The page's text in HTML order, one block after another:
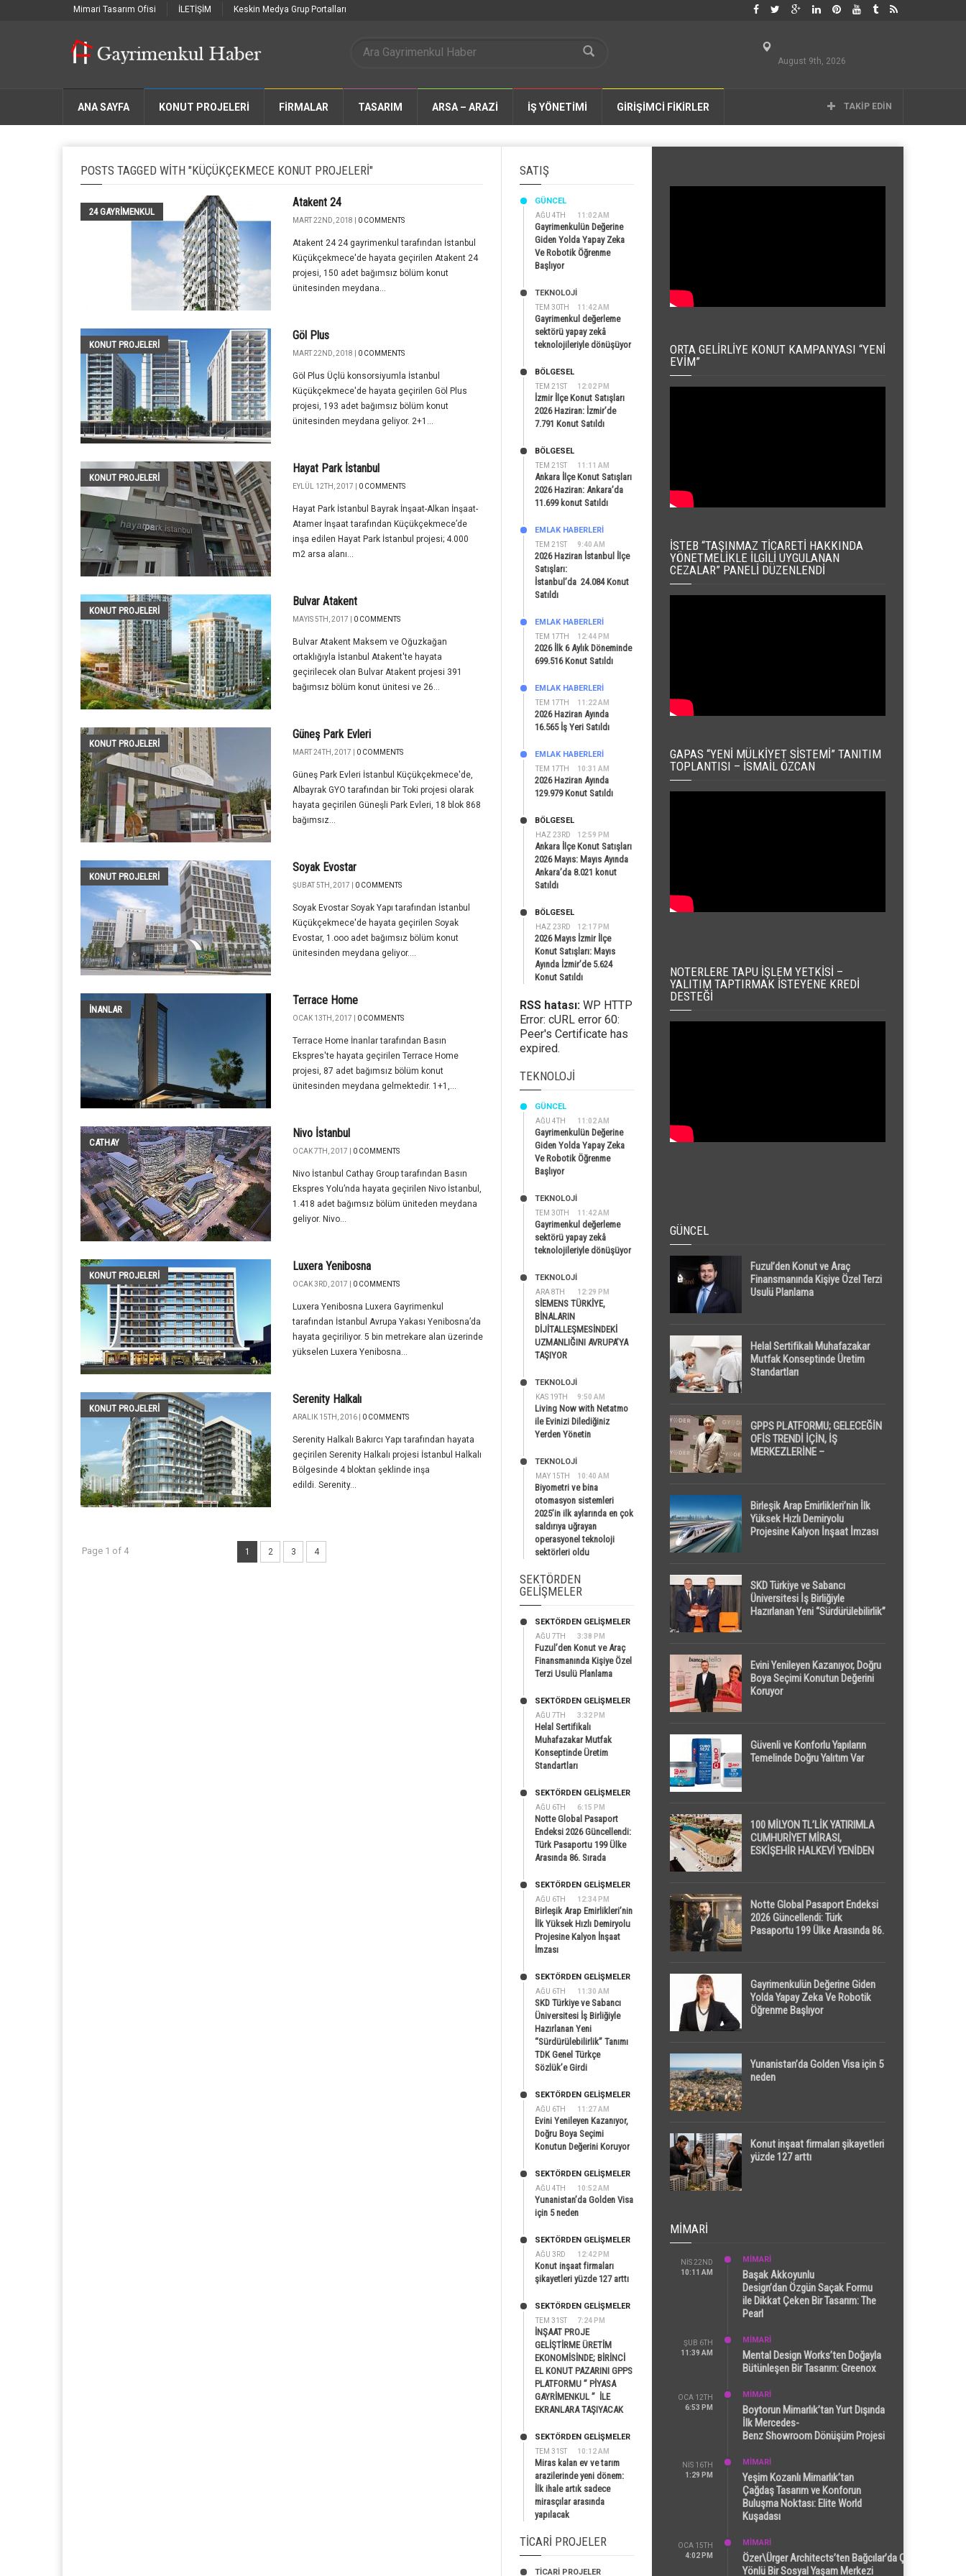
Mimari Tasarım Ofisi İLETİŞİM Keskin Medya Grup Portalları
August 9th, 2026
ANA SAYFA KONUT PROJELERİ FIRMALAR TASARIM ARSA – ARAZİ İŞ YÖNETİMİ GİRİŞİMCİ FİKİRLER TAKIP EDIN
POSTS TAGGED WITH "KÜÇÜKÇEKMECE KONUT PROJELERI"
24 GAYRIMENKUL
Atakent 24
MART 22ND, 2018 | 0 COMMENTS
Atakent 24 24 gayrimenkul tarafından İstanbul
Küçükçekmece'de hayata geçirilen Atakent 24
projesi, 150 adet bağımsız bölüm konut
ünitesinden meydana...
KONUT PROJELERI
Göl Plus
MART 22ND, 2018 | 0 COMMENTS
Göl Plus Üçlü konsorsiyumla İstanbul
Küçükçekmece'de hayata geçirilen Göl Plus
projesi, 193 adet bağımsız bölüm konut
ünitesinden meydana geliyor. 2+1...
KONUT PROJELERI
Hayat Park İstanbul
EYLÜL 12TH, 2017 | 0 COMMENTS
Hayat Park İstanbul Bayrak İnşaat-Alkan İnşaat-
Atamer İnşaat tarafından Küçükçekmece’de
inşa edilen Hayat Park İstanbul projesi; 4.000
m2 arsa alanı...
KONUT PROJELERI
Bulvar Atakent
MAYIS 5TH, 2017 | 0 COMMENTS
Bulvar Atakent Maksem ve Oğuzkağan
ortaklığıyla İstanbul Atakent'te hayata
geçirilecek olan Bulvar Atakent projesi 391
bağımsız bölüm konut ünitesi ve 26...
KONUT PROJELERI
Güneş Park Evleri
MART 24TH, 2017 | 0 COMMENTS
Güneş Park Evleri İstanbul Küçükçekmece'de,
Albayrak GYO tarafından bir Toki projesi olarak
hayata geçirilen Güneşli Park Evleri, 18 blok 868
bağımsız...
KONUT PROJELERI
Soyak Evostar
ŞUBAT 5TH, 2017 | 0 COMMENTS
Soyak Evostar Soyak Yapı tarafından İstanbul
Küçükçekmece'de hayata geçirilen Soyak
Evostar, 1.ooo adet bağımsız bölüm konut
ünitesinden meydana geliyor....
İNANLAR
Terrace Home
OCAK 13TH, 2017 | 0 COMMENTS
Terrace Home İnanlar tarafından Basın
Ekspres'te hayata geçirilen Terrace Home
projesi, 87 adet bağımsız bölüm konut
ünitesinden meydana gelmektedir. 1+1,...
CATHAY
Nivo İstanbul
OCAK 7TH, 2017 | 0 COMMENTS
Nivo İstanbul Cathay Group tarafından Basın
Ekspres Yolu’nda hayata geçirilen Nivo İstanbul,
1.418 adet bağımsız bölüm üniteden meydana
geliyor. Nivo...
KONUT PROJELERI
Luxera Yenibosna
OCAK 3RD, 2017 | 0 COMMENTS
Luxera Yenibosna Luxera Gayrimenkul
tarafından İstanbul Avrupa Yakası Yenibosna’da
hayata geçiriliyor. 5 bin metrekare alan üzerinde
yükselen Luxera Yenibosna...
KONUT PROJELERI
Serenity Halkalı
ARALIK 15TH, 2016 | 0 COMMENTS
Serenity Halkalı Bakırcı Yapı tarafından hayata
geçirilen Serenity Halkalı projesi İstanbul Halkalı
Bölgesinde 4 bloktan şeklinde inşa
edildi. Serenity...
Page 1 of 4 1 2 3 4
SATIŞ
AĞU 4TH 11:02 AM
GÜNCEL
Gayrimenkulün Değerine
Giden Yolda Yapay Zeka
Ve Robotik Öğrenme
Başlıyor
TEM 30TH 11:42 AM
TEKNOLOJİ
Gayrimenkul değerleme
sektörü yapay zekâ
teknolojileriyle dönüşüyor
TEM 21ST 12:02 PM
BÖLGESEL
İzmir İlçe Konut Satışları
2026 Haziran: İzmir’de
7.791 Konut Satıldı
TEM 21ST 11:11 AM
BÖLGESEL
Ankara İlçe Konut Satışları
2026 Haziran: Ankara’da
11.699 konut Satıldı
TEM 21ST 9:40 AM
EMLAK HABERLERI
2026 Haziran İstanbul İlçe
Satışları:
İstanbul’da 24.084 Konut
Satıldı
TEM 17TH 12:44 PM
EMLAK HABERLERI
2026 İlk 6 Aylık Döneminde
699.516 Konut Satıldı
TEM 17TH 11:22 AM
EMLAK HABERLERI
2026 Haziran Ayında
16.565 İş Yeri Satıldı
TEM 17TH 10:31 AM
EMLAK HABERLERI
2026 Haziran Ayında
129.979 Konut Satıldı
HAZ 23RD 12:59 PM
BÖLGESEL
Ankara İlçe Konut Satışları
2026 Mayıs: Mayıs Ayında
Ankara’da 8.021 konut
Satıldı
HAZ 23RD 12:17 PM
BÖLGESEL
2026 Mayıs İzmir İlçe
Konut Satışları: Mayıs
Ayında İzmir’de 5.624
Konut Satıldı
RSS hatası: WP HTTP
Error: cURL error 60:
Peer's Certificate has
expired.
TEKNOLOJI
AĞU 4TH 11:02 AM
GÜNCEL
Gayrimenkulün Değerine
Giden Yolda Yapay Zeka
Ve Robotik Öğrenme
Başlıyor
TEM 30TH 11:42 AM
TEKNOLOJİ
Gayrimenkul değerleme
sektörü yapay zekâ
teknolojileriyle dönüşüyor
ARA 8TH 12:29 PM
TEKNOLOJİ
SİEMENS TÜRKİYE,
BİNALARIN
DİJİTALLEŞMESİNDEKİ
UZMANLIĞINI AVRUPA’YA
TAŞIYOR
KAS 19TH 9:50 AM
TEKNOLOJİ
Living Now with Netatmo
ile Evinizi Dilediğiniz
Yerden Yönetin
MAY 15TH 10:40 AM
TEKNOLOJİ
Biyometri ve bina
otomasyon sistemleri
2025’in ilk aylarında en çok
saldırıya uğrayan
operasyonel teknoloji
sektörleri oldu
SEKTÖRDEN
GELIŞMELER
AĞU 7TH 3:38 PM
SEKTÖRDEN GELIŞMELER
Fuzul’den Konut ve Araç
Finansmanında Kişiye Özel
Terzi Usulü Planlama
AĞU 7TH 3:32 PM
SEKTÖRDEN GELIŞMELER
Helal Sertifikalı
Muhafazakar Mutfak
Konseptinde Üretim
Standartları
AĞU 6TH 6:15 PM
SEKTÖRDEN GELIŞMELER
Notte Global Pasaport
Endeksi 2026 Güncellendi:
Türk Pasaportu 199 Ülke
Arasında 86. Sırada
AĞU 6TH 12:34 PM
SEKTÖRDEN GELIŞMELER
Birleşik Arap Emirlikleri’nin
İlk Yüksek Hızlı Demiryolu
Projesine Kalyon İnşaat
İmzası
AĞU 6TH 11:30 AM
SEKTÖRDEN GELIŞMELER
SKD Türkiye ve Sabancı
Üniversitesi İş Birliğiyle
Hazırlanan Yeni
“Sürdürülebilirlik” Tanımı
TDK Genel Türkçe
Sözlük’e Girdi
AĞU 6TH 11:27 AM
SEKTÖRDEN GELIŞMELER
Evini Yenileyen Kazanıyor,
Doğru Boya Seçimi
Konutun Değerini Koruyor
AĞU 4TH 10:52 AM
SEKTÖRDEN GELIŞMELER
Yunanistan’da Golden Visa
için 5 neden
AĞU 3RD 12:42 PM
SEKTÖRDEN GELIŞMELER
Konut inşaat firmaları
şikayetleri yüzde 127 arttı
TEM 31ST 7:24 PM
SEKTÖRDEN GELIŞMELER
İNŞAAT PROJE
GELİŞTİRME ÜRETİM
EKONOMİSİNDE; BİRİNCİ
EL KONUT PAZARINI GPPS
PLATFORMU ” PİYASA
GAYRİMENKUL ” İLE
EKRANLARA TAŞIYACAK
TEM 31ST 10:12 AM
SEKTÖRDEN GELIŞMELER
Miras kalan ev ve tarım
arazilerinde yeni dönem:
İlk ihale artık sadece
mirasçılar arasında
yapılacak
TICARI PROJELER
TİCARİ PROJELER
ORTA GELIRLIYE KONUT KAMPANYASI “YENI
EVIM”
İSTEB “TAŞINMAZ TICARETI HAKKINDA
YÖNETMELIKLE İLGILI UYGULANAN
CEZALAR” PANELI DÜZENLENDI
GAPAS “YENI MÜLKIYET SISTEMI” TANITIM
TOPLANTISI – İSMAIL ÖZCAN
NOTERLERE TAPU İŞLEM YETKISI –
YALITIM TAPTIRMAK İSTEYENE KREDI
DESTEĞI
GÜNCEL
Fuzul’den Konut ve Araç
Finansmanında Kişiye Özel Terzi
Usulü Planlama
Helal Sertifikalı Muhafazakar
Mutfak Konseptinde Üretim
Standartları
GPPS PLATFORMU; GELECEĞİN
OFİS TRENDİ İÇİN, İŞ
MERKEZLERİNE –
Birleşik Arap Emirlikleri’nin İlk
Yüksek Hızlı Demiryolu
Projesine Kalyon İnşaat İmzası
SKD Türkiye ve Sabancı
Üniversitesi İş Birliğiyle
Hazırlanan Yeni “Sürdürülebilirlik”
Evini Yenileyen Kazanıyor, Doğru
Boya Seçimi Konutun Değerini
Koruyor
Güvenli ve Konforlu Yapıların
Temelinde Doğru Yalıtım Var
100 MİLYON TL’LİK YATIRIMLA
CUMHURİYET MİRASI,
ESKİŞEHİR HALKEVİ YENİDEN
Notte Global Pasaport Endeksi
2026 Güncellendi: Türk
Pasaportu 199 Ülke Arasında 86.
Gayrimenkulün Değerine Giden
Yolda Yapay Zeka Ve Robotik
Öğrenme Başlıyor
Yunanistan’da Golden Visa için 5
neden
Konut inşaat firmaları şikayetleri
yüzde 127 arttı
MIMARI
NIS 22ND
10:11 AM
MİMARİ
Başak Akkoyunlu
Design’dan Özgün Saçak Formu
ile Dikkat Çeken Bir Tasarım: The
Pearl
ŞUB 6TH
11:39 AM
MİMARİ
Mental Design Works’ten Doğayla
Bütünleşen Bir Tasarım: Greenox
OCA 12TH
6:53 PM
MİMARİ
Boytorun Mimarlık’tan Yurt Dışında
İlk Mercedes-
Benz Showroom Dönüşüm Projesi
NIS 16TH
1:29 PM
MİMARİ
Yeşim Kozanlı Mimarlık’tan
Çağdaş Tasarım ve Konforun
Buluşma Noktası: Elite World
Kuşadası
OCA 15TH
4:02 PM
MİMARİ
Özer\Ürger Architects’ten Bağcılar’da Çok
Yönlü Bir Sosyal Yaşam Merkezi